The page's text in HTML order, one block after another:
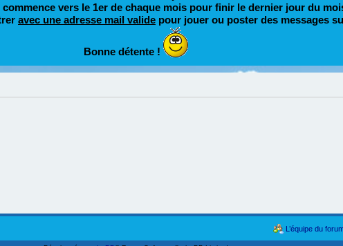
commence vers le 1er de chaque mois pour finir le dernier jour du
avec une adresse mail valide pour jouer ou poster des messages
Bonne détente !
L’équipe du